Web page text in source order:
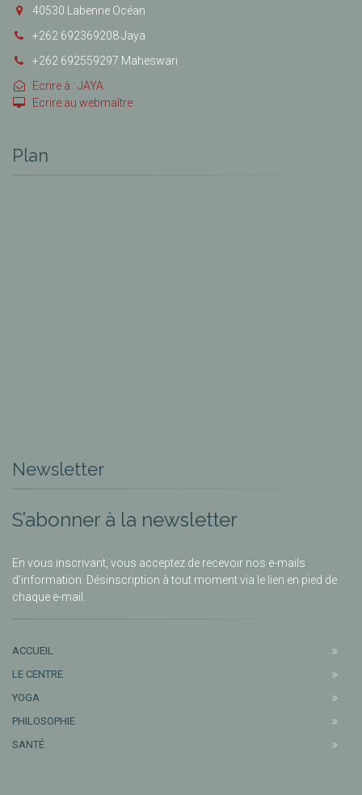
40530 Labenne Océan
+262 692369208 Jaya
+262 692559297 Maheswari
Ecrire à : JAYA
Ecrire au webmaître
Plan
Newsletter
S’abonner à la newsletter
En vous inscrivant, vous acceptez de recevoir nos e-mails
d’information. Désinscription à tout moment via le lien en pied de
chaque e-mail.
ACCUEIL
LE CENTRE
YOGA
PHILOSOPHIE
SANTÉ